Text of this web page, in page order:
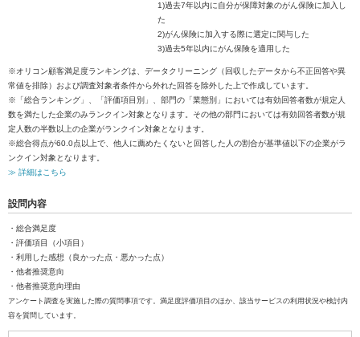
1)過去7年以内に自分が保障対象のがん保険に加入し
た
2)がん保険に加入する際に選定に関与した
3)過去5年以内にがん保険を適用した
※オリコン顧客満足度ランキングは、データクリーニング（回収したデータから不正回答や異
常値を排除）および調査対象者条件から外れた回答を除外した上で作成しています。
※「総合ランキング」、「評価項目別」、部門の「業態別」においては有効回答者数が規定人
数を満たした企業のみランクイン対象となります。その他の部門においては有効回答者数が規
定人数の半数以上の企業がランクイン対象となります。
※総合得点が60.0点以上で、他人に薦めたくないと回答した人の割合が基準値以下の企業がラ
ンクイン対象となります。
≫ 詳細はこちら
設問内容
・総合満足度
・評価項目（小項目）
・利用した感想（良かった点・悪かった点）
・他者推奨意向
・他者推奨意向理由
アンケート調査を実施した際の質問事項です。満足度評価項目のほか、該当サービスの利用状況や検討内
容を質問しています。